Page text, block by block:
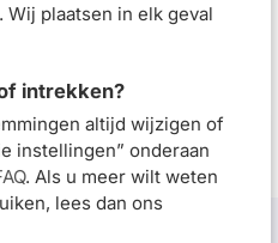
plaatsen in elk geval
intrekken?
altijd wijzigen of
instellingen” onderaan
. Als u meer wilt weten
lees dan ons
nieuwsbrief
je eerste bestelling
uw bestelling de status
u ná
3 werkdagen
dan contact opnemen
de verzendstatus.